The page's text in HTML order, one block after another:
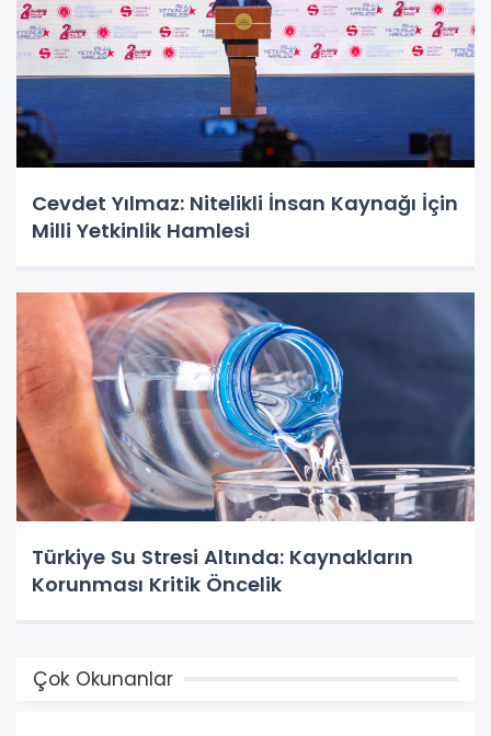
Cevdet Yılmaz: Nitelikli İnsan Kaynağı İçin
Milli Yetkinlik Hamlesi
Türkiye Su Stresi Altında: Kaynakların
Korunması Kritik Öncelik
Çok Okunanlar